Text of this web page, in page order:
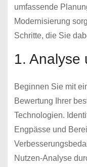
umfassende
Modernisierung
Schritte, die Sie
1. Analyse
Beginnen Sie mit
Bewertung Ihrer
Technologien.
Engpässe und
Nutzen-Analyse